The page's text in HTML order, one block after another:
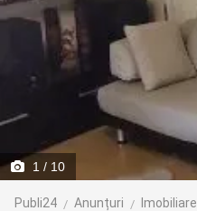
1 / 10
Publi24 Anunțuri Imobiliare